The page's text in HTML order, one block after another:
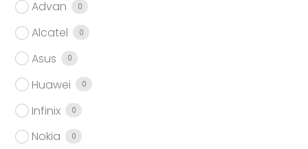
Advan 0
Alcatel 0
Asus 0
Huawei 0
Infinix 0
Nokia 0